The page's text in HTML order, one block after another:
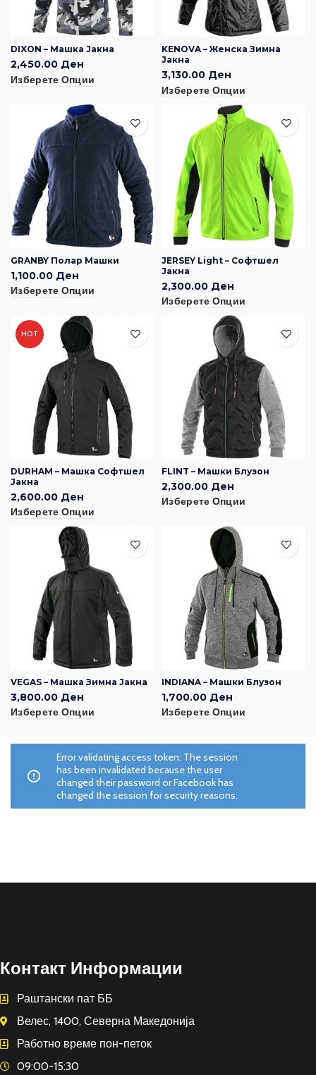
DIXON – Машка Јакна
2,450.00 Ден
Изберете Опции
KENOVA – Женска Зимна
Јакна
3,130.00 Ден
Изберете Опции
GRANBY Полар Машки
1,100.00 Ден
Изберете Опции
JERSEY Light – Софтшел
Јакна
2,300.00 Ден
Изберете Опции
HOT
DURHAM – Машка Софтшел
Јакна
2,600.00 Ден
Изберете Опции
FLINT – Машки Блузон
2,300.00 Ден
Изберете Опции
VEGAS – Машка Зимна Јакна
3,800.00 Ден
Изберете Опции
INDIANA – Машки Блузон
1,700.00 Ден
Изберете Опции
Error validating access token: The session
has been invalidated because the user
changed their password or Facebook has
changed the session for security reasons.
Контакт Информации
Раштански пат ББ
Велес, 1400, Северна Македонија
Работно време пон-петок
09:00-15:30